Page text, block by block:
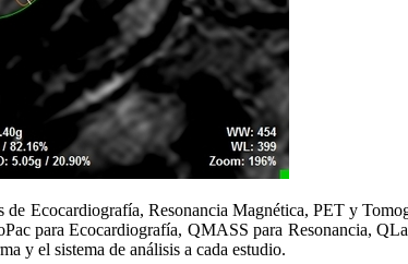
Ecocardiografía, Resonancia Magnética, PET y
para Ecocardiografía, QMASS para Resonancia,
y el sistema de análisis a cada estudio.